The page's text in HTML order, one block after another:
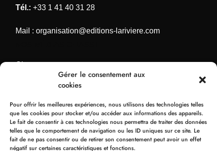
Gérer le consentement aux
cookies
Pour offrir les meilleures expériences, nous utilisons des technologies telles
que les cookies pour stocker et/ou accéder aux informations des appareils.
Le fait de consentir à ces technologies nous permettra de traiter des données
telles que le comportement de navigation ou les ID uniques sur ce site. Le
fait de ne pas consentir ou de retirer son consentement peut avoir un effet
négatif sur certaines caractéristiques et fonctions.
Tél.: +33 1 41 40 31 28
Mail : organisation@editions-lariviere.com
Chassons.com
Connaissance de la chasse
Armes de Chasse
NOS ORGANISATIONS
Bol d’Or